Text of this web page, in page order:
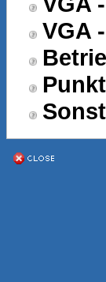
VGA